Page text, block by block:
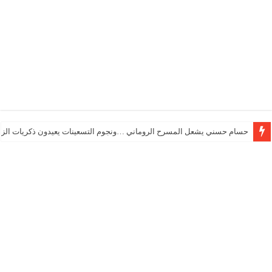
حسام حسني يشعل المسرح الروماني …ونجوم التسعينات يعيدون ذكريات